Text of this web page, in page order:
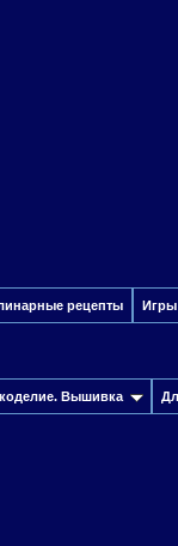
рецепты Игры
Вышивка